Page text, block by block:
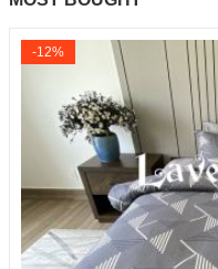
-12%